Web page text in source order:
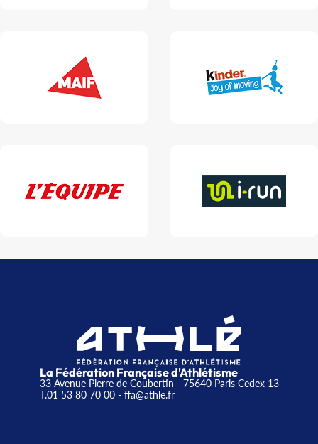
La Fédération Française d'Athlétisme
33 Avenue Pierre de Coubertin - 75640 Paris Cedex 13
T.01 53 80 70 00- ffa@athle.fr